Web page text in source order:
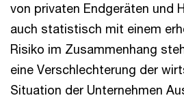
von privaten Endgeräten und
auch statistisch mit einem
Risiko im Zusammenhang
eine Verschlechterung der
Situation der Unternehmen